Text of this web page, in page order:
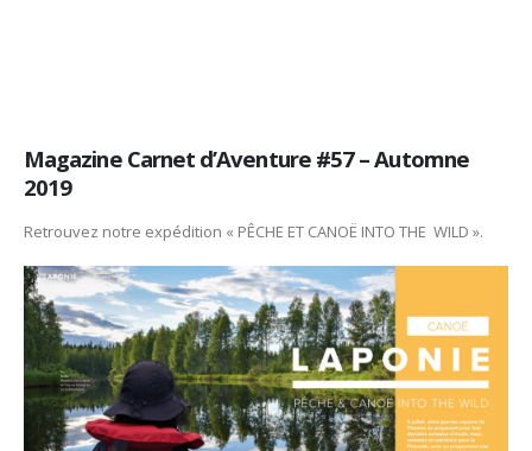
Magazine Carnet d’Aventure #57 – Automne
2019
Retrouvez notre expédition « PÊCHE ET CANOË INTO THE WILD ».